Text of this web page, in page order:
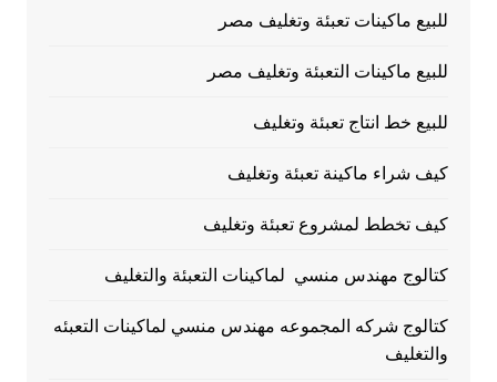
للبيع ماكينات تعبئة وتغليف مصر
للبيع ماكينات التعبئة وتغليف مصر
للبيع خط انتاج تعبئة وتغليف
كيف شراء ماكينة تعبئة وتغليف
كيف تخطط لمشروع تعبئة وتغليف
كتالوج مهندس منسي لماكينات التعبئة والتغليف
كتالوج شركه المجموعه مهندس منسي لماكينات التعبئه
والتغليف